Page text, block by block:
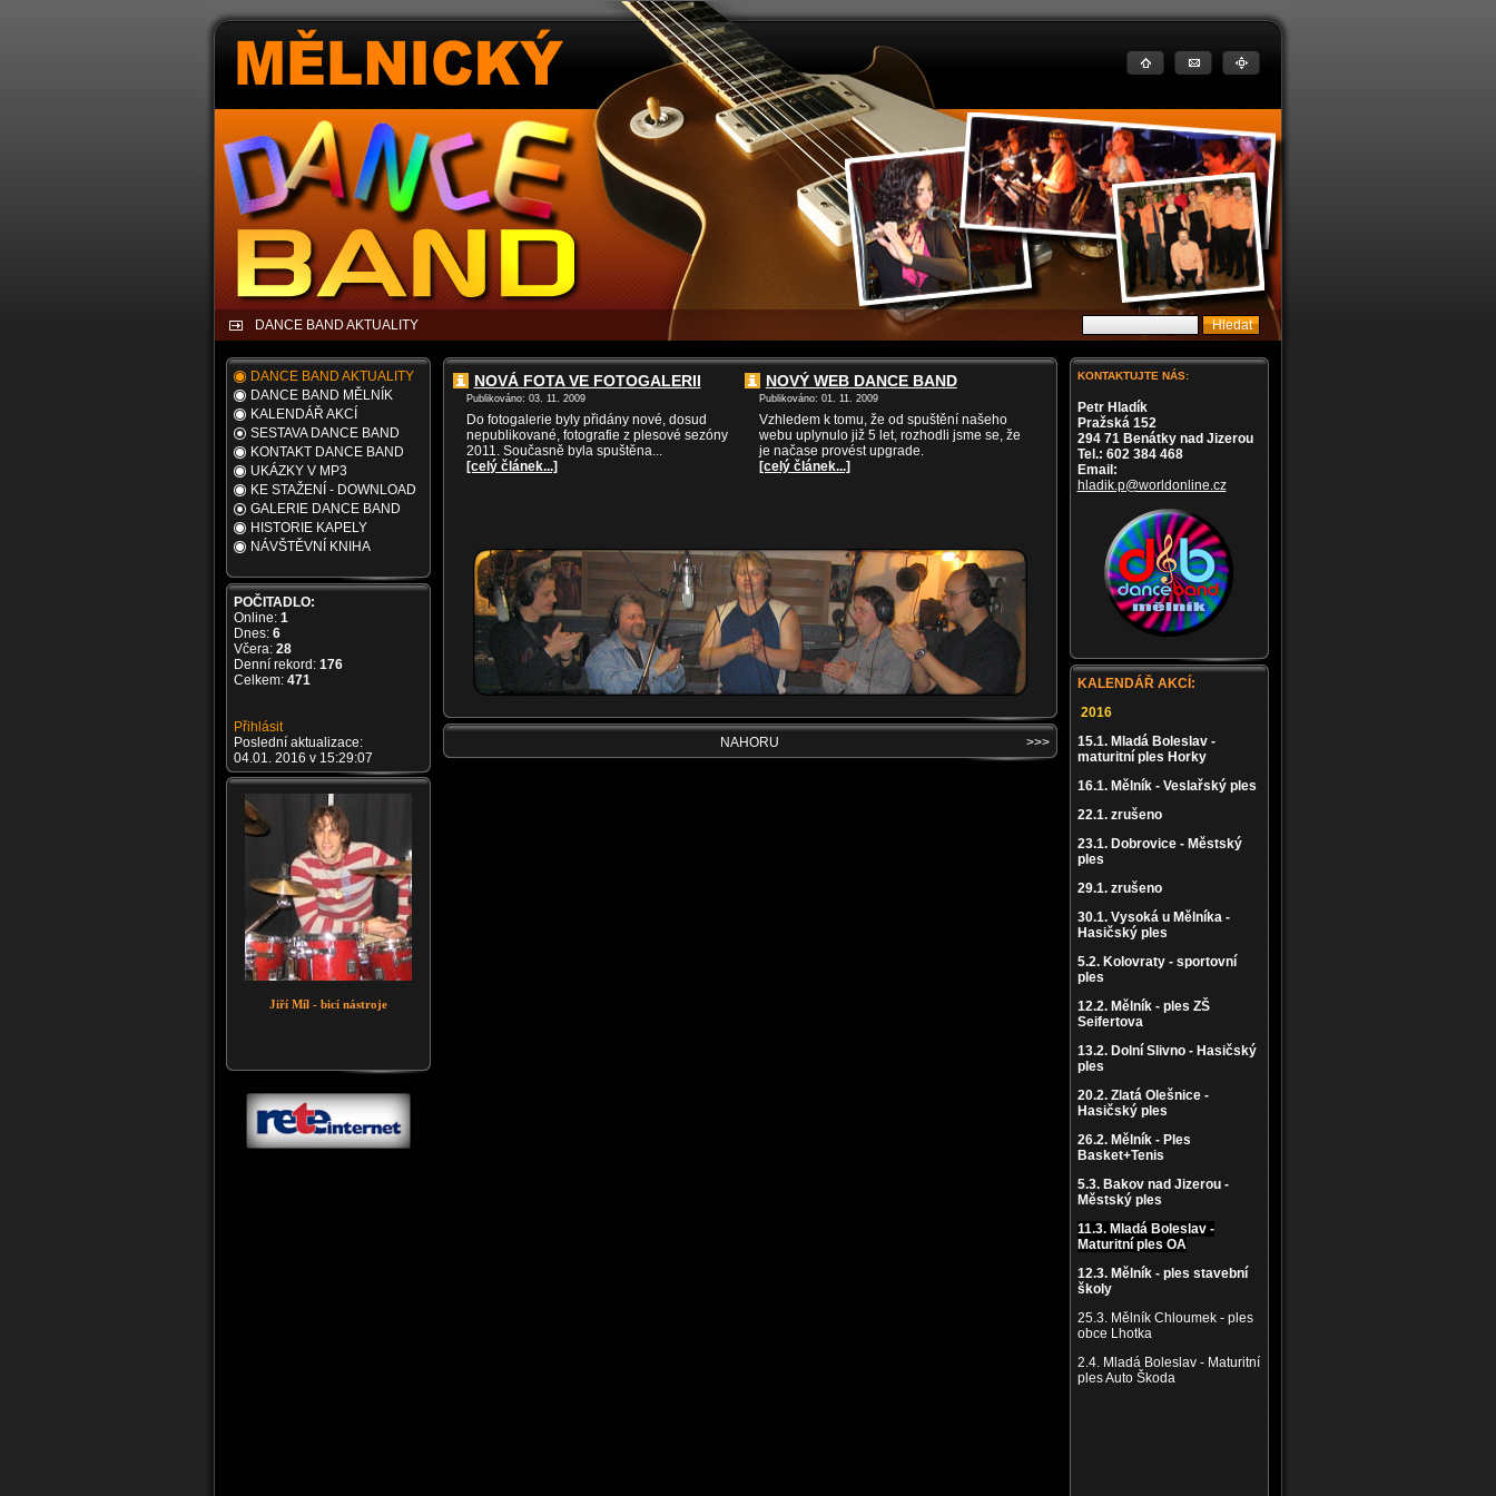
DANCE BAND AKTUALITY
DANCE BAND AKTUALITY
DANCE BAND MĚLNÍK
KALENDÁŘ AKCÍ
SESTAVA DANCE BAND
KONTAKT DANCE BAND
UKÁZKY V MP3
KE STAŽENÍ - DOWNLOAD
GALERIE DANCE BAND
HISTORIE KAPELY
NÁVŠTĚVNÍ KNIHA
POČITADLO:
Online: 1
Dnes: 6
Včera: 28
Denní rekord: 176
Celkem: 471
Přihlásit
Poslední aktualizace:
04.01. 2016 v 15:29:07
Jiří Míl - bicí nástroje
NOVÁ FOTA VE FOTOGALERII
Publikováno: 03. 11. 2009
Do fotogalerie byly přidány nové, dosud
nepublikované, fotografie z plesové sezóny
2011. Současně byla spuštěna...
[celý článek...]
NOVÝ WEB DANCE BAND
Publikováno: 01. 11. 2009
Vzhledem k tomu, že od spuštění našeho
webu uplynulo již 5 let, rozhodli jsme se, že
je načase provést upgrade.
[celý článek...]
NAHORU >>>
KONTAKTUJTE NÁS:
Petr Hladík
Pražská 152
294 71 Benátky nad Jizerou
Tel.: 602 384 468
Email:
hladik.p@worldonline.cz
KALENDÁŘ AKCÍ:
2016
15.1. Mladá Boleslav -
maturitní ples Horky
16.1. Mělník - Veslařský ples
22.1. zrušeno
23.1. Dobrovice - Městský
ples
29.1. zrušeno
30.1. Vysoká u Mělníka -
Hasičský ples
5.2. Kolovraty - sportovní
ples
12.2. Mělník - ples ZŠ
Seifertova
13.2. Dolní Slivno - Hasičský
ples
20.2. Zlatá Olešnice -
Hasičský ples
26.2. Mělník - Ples
Basket+Tenis
5.3. Bakov nad Jizerou -
Městský ples
11.3. Mladá Boleslav -
Maturitní ples OA
12.3. Mělník - ples stavební
školy
25.3. Mělník Chloumek - ples
obce Lhotka
2.4. Mladá Boleslav - Maturitní
ples Auto Škoda